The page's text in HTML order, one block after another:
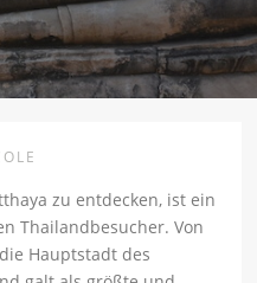
zu entdecken, ist ein
Thailandbesucher. Von
Hauptstadt des